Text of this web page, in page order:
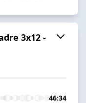
3x12 -
46:34